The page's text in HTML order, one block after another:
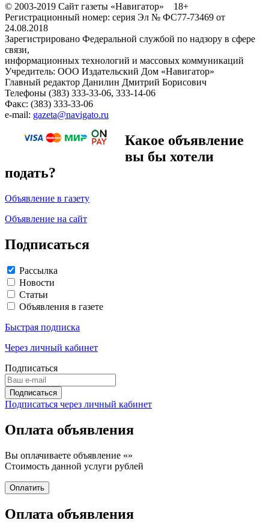
© 2003-2019 Сайт газеты «Навигатор» 18+
Регистрационный номер: серия Эл № ФС77-73469 от
24.08.2018
Зарегистрировано Федеральной службой по надзору в сфере
связи,
информационных технологий и массовых коммуникаций
Учредитель: ООО Издательский Дом «Навигатор»
Главный редактор Данилин Дмитрий Борисович
Телефоны (383) 333-33-06, 333-14-06
Факс: (383) 333-33-06
e-mail: gazeta@navigato.ru
Какое объявление
вы бы хотели
подать?
Объявление в газету
Объявление на сайт
Подписаться
Рассылка
Новости
Статьи
Объявления в газете
Быстрая подписка
Через личный кабинет
Подписаться
Подписаться через личный кабинет
Оплата объявления
Вы оплачиваете объявление «»
Стоимость данной услуги рублей
Оплата объявления